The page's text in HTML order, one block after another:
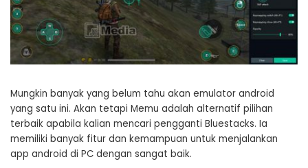
Mungkin banyak yang belum tahu akan emulator android
yang satu ini. Akan tetapi Memu adalah alternatif pilihan
terbaik apabila kalian mencari pengganti Bluestacks. Ia
memiliki banyak fitur dan kemampuan untuk menjalankan
app android di PC dengan sangat baik.